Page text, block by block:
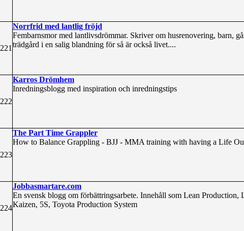
221
Norrfrid med lantlig fröjd
Fembarnsmor med lantlivsdrömmar. Skriver om husrenovering, barn,
trädgård i en salig blandning för så är också livet....
222
Karros Drömhem
Inredningsblogg med inspiration och inredningstips
223
The Part Time Grappler
How to Balance Grappling - BJJ - MMA training with having a Life
224
Jobbasmartare.com
En svensk blogg om förbättringsarbete. Innehåll som Lean Production,
Kaizen, 5S, Toyota Production System